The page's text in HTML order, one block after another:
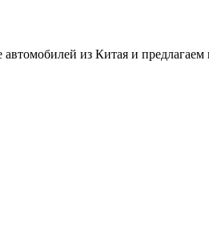
из Китая и